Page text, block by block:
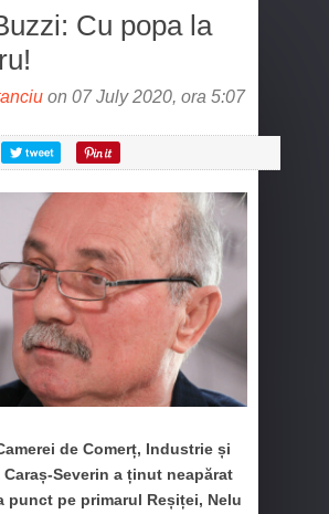
Cu popa la
on 07 July 2020, ora 5:07
de Comerț, Industrie și
Severin a ținut neapărat
punct pe primarul Reșiței, Nelu